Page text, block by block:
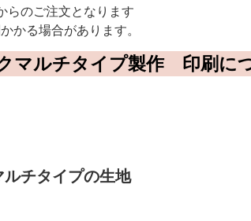
らのご注文となります
かる場合があります。
マルチタイプ製作 印刷に
チタイプの生地